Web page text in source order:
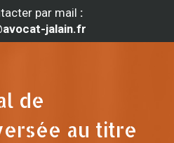
par mail :
jalain.fr
de
au titre